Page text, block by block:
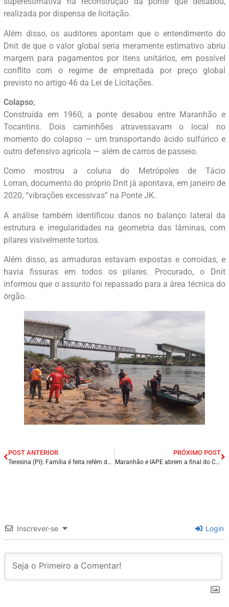
realizada por dispensa de licitação.
Além disso, os auditores apontam que o entendimento do
Dnit de que o valor global seria meramente estimativo abriu
margem para pagamentos por itens unitários, em possível
conflito com o regime de empreitada por preço global
previsto no artigo 46 da Lei de Licitações.
Colapso;
Construída em 1960, a ponte desabou entre Maranhão e
Tocantins. Dois caminhões atravessavam o local no
momento do colapso — um transportando ácido sulfúrico e
outro defensivo agrícola — além de carros de passeio.
Como mostrou a coluna do Metrópoles de Tácio
Lorran, documento do próprio Dnit já apontava, em janeiro de
2020, “vibrações excessivas” na Ponte JK.
A análise também identificou danos no balanço lateral da
estrutura e irregularidades na geometria das lâminas, com
pilares visivelmente tortos.
Além disso, as armaduras estavam expostas e corroídas, e
havia fissuras em todos os pilares. Procurado, o Dnit
informou que o assunto foi repassado para a área técnica do
órgão.
POST ANTERIOR
Teresina (PI): Família é feita refém durante roubo a sítio na zona rural; criminosos levam R$ 13 mil em dinheiro e carros.
PRÓXIMO POST
Maranhão e IAPE abrem a final do Campeonato Maranhense 2026 em duelo no Castelão.
Inscrever-se Login